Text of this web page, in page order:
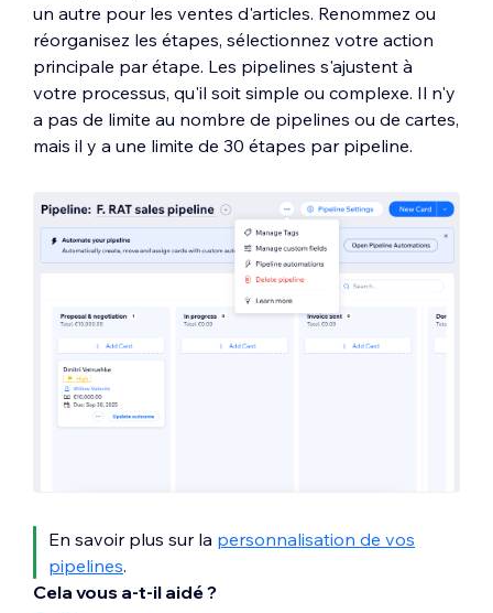
un autre pour les ventes d'articles. Renommez ou
réorganisez les étapes, sélectionnez votre action
principale par étape. Les pipelines s'ajustent à
votre processus, qu'il soit simple ou complexe. Il n'y
a pas de limite au nombre de pipelines ou de cartes,
mais il y a une limite de 30 étapes par pipeline.
En savoir plus sur la personnalisation de vos
pipelines.
Cela vous a-t-il aidé ?